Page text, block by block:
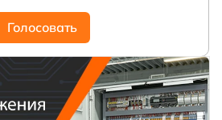
Голосовать